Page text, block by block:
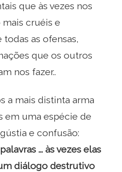
que às vezes nos
cruéis e
as ofensas,
que os outros
nos fazer..
a mais distinta arma
em uma espécie de
e confusão:
... às vezes elas
diálogo destrutivo